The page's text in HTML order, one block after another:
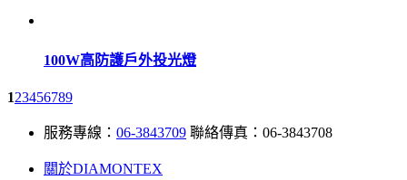
100W高防護戶外投光燈
123456789
服務專線： 06-3843709 聯絡傳真：06-3843708
關於DIAMONTEX